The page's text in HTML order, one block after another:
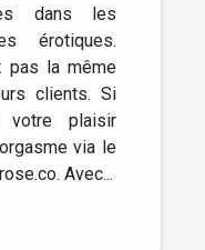
dans les
érotiques.
pas la même
clients. Si
votre plaisir
via le
Avec...